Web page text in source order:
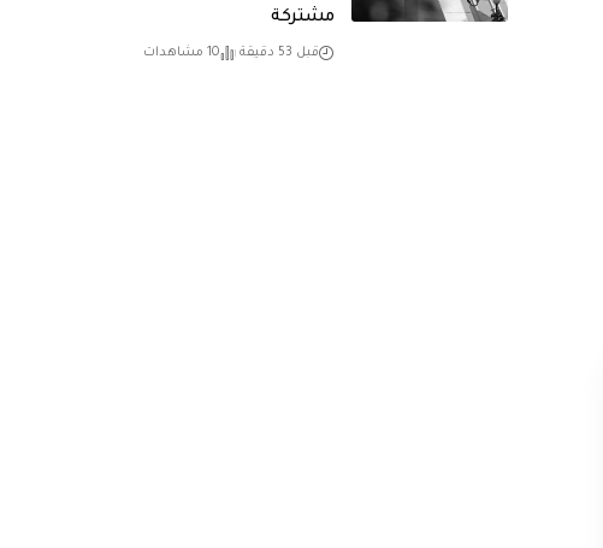
مشتركة
قبل 53 دقيقة 10 مشاهدات